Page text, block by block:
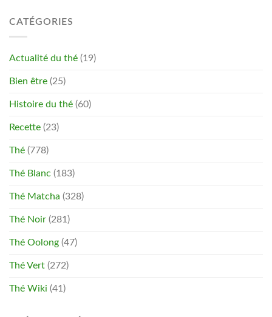
CATÉGORIES
Actualité du thé (19)
Bien être (25)
Histoire du thé (60)
Recette (23)
Thé (778)
Thé Blanc (183)
Thé Matcha (328)
Thé Noir (281)
Thé Oolong (47)
Thé Vert (272)
Thé Wiki (41)